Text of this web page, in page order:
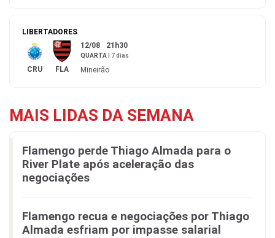
LIBERTADORES
CRU FLA
12/08 21h30
QUARTA 7 dias
Mineirão
MAIS LIDAS DA SEMANA
Flamengo perde Thiago Almada para o
River Plate após aceleração das
negociações
Flamengo recua e negociações por Thiago
Almada esfriam por impasse salarial